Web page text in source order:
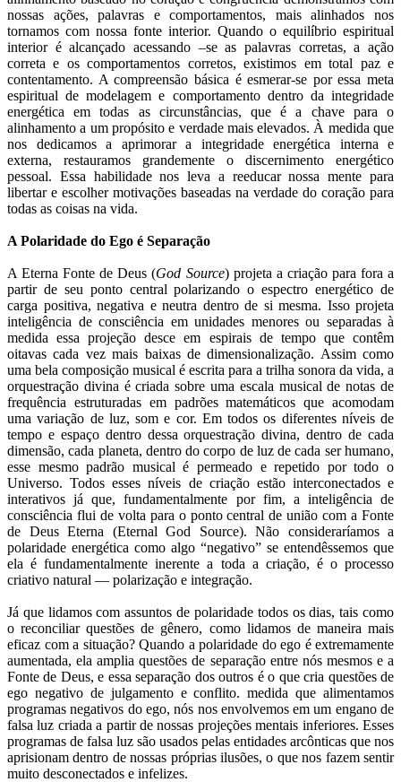
nossas ações, palavras e comportamentos, mais alinhados nos
tornamos com nossa fonte interior. Quando o equilíbrio espiritual
interior é alcançado acessando –se as palavras corretas, a ação
correta e os comportamentos corretos, existimos em total paz e
contentamento. A compreensão básica é esmerar-se por essa meta
espiritual de modelagem e comportamento dentro da integridade
energética em todas as circunstâncias, que é a chave para o
alinhamento a um propósito e verdade mais elevados. À medida que
nos dedicamos a aprimorar a integridade energética interna e
externa, restauramos grandemente o discernimento energético
pessoal. Essa habilidade nos leva a reeducar nossa mente para
libertar e escolher motivações baseadas na verdade do coração para
todas as coisas na vida.
A Polaridade do Ego é Separação
A Eterna Fonte de Deus (God Source) projeta a criação para fora a
partir de seu ponto central polarizando o espectro energético de
carga positiva, negativa e neutra dentro de si mesma. Isso projeta
inteligência de consciência em unidades menores ou separadas à
medida essa projeção desce em espirais de tempo que contêm
oitavas cada vez mais baixas de dimensionalização. Assim como
uma bela composição musical é escrita para a trilha sonora da vida, a
orquestração divina é criada sobre uma escala musical de notas de
frequência estruturadas em padrões matemáticos que acomodam
uma variação de luz, som e cor. Em todos os diferentes níveis de
tempo e espaço dentro dessa orquestração divina, dentro de cada
dimensão, cada planeta, dentro do corpo de luz de cada ser humano,
esse mesmo padrão musical é permeado e repetido por todo o
Universo. Todos esses níveis de criação estão interconectados e
interativos já que, fundamentalmente por fim, a inteligência de
consciência flui de volta para o ponto central de união com a Fonte
de Deus Eterna (Eternal God Source). Não consideraríamos a
polaridade energética como algo “negativo” se entendêssemos que
ela é fundamentalmente inerente a toda a criação, é o processo
criativo natural — polarização e integração.
Já que lidamos com assuntos de polaridade todos os dias, tais como
o reconciliar questões de gênero, como lidamos de maneira mais
eficaz com a situação? Quando a polaridade do ego é extremamente
aumentada, ela amplia questões de separação entre nós mesmos e a
Fonte de Deus, e essa separação dos outros é o que cria questões de
ego negativo de julgamento e conflito. medida que alimentamos
programas negativos do ego, nós nos envolvemos em um engano de
falsa luz criada a partir de nossas projeções mentais inferiores. Esses
programas de falsa luz são usados pelas entidades arcônticas que nos
aprisionam dentro de nossas próprias ilusões, o que nos fazem sentir
muito desconectados e infelizes.